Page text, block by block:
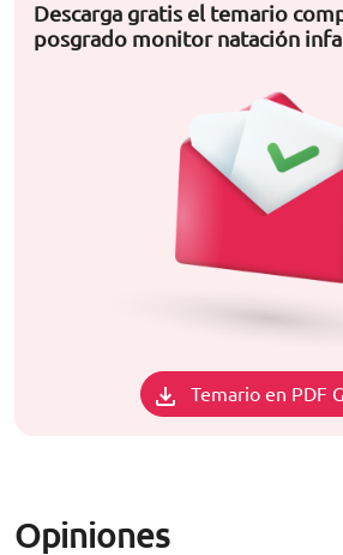
Descarga gratis el temario
posgrado monitor natación
Temario en PDF
Opiniones